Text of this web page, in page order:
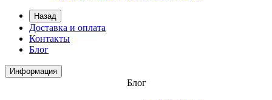
Назад
Доставка и оплата
Контакты
Блог
Информация
Блог